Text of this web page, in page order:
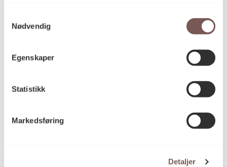
Nødvendig
Egenskaper
Statistikk
Markedsføring
Detaljer
hovedstaden, men for hele den nye unge nasjonen
kvinnelig kunstner i denne konteksten inntar også en
posisjon overfor den kunsthistoriske arven på